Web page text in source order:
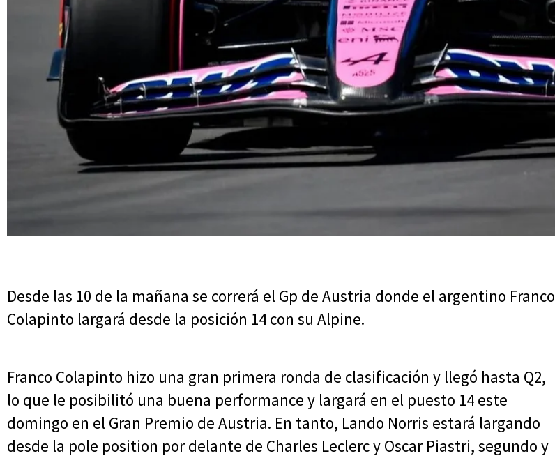
Desde las 10 de la mañana se correrá el Gp de Austria donde el argentino Franco
Colapinto largará desde la posición 14 con su Alpine.
Franco Colapinto hizo una gran primera ronda de clasificación y llegó hasta Q2,
lo que le posibilitó una buena performance y largará en el puesto 14 este
domingo en el Gran Premio de Austria. En tanto, Lando Norris estará largando
desde la pole position por delante de Charles Leclerc y Oscar Piastri, segundo y